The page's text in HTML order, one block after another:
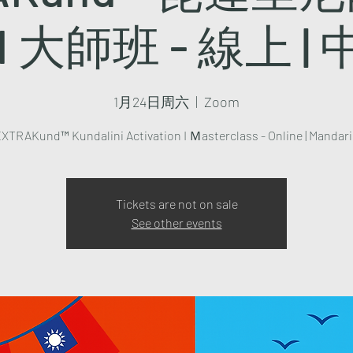
大師班 - 線上 |
1月24日周六
  |
Zoom
Tickets are not on sale
See other events